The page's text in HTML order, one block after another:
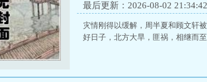
最后更新：2026-08-02 21:34:42
灾情刚得以缓解，周半夏和顾文轩
好日子，北方大旱，匪祸，相继而